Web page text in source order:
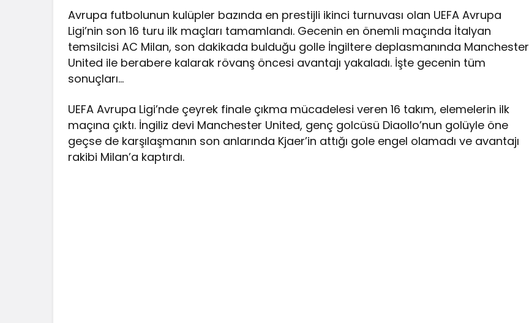
Avrupa futbolunun kulüpler bazında en prestijli ikinci turnuvası olan UEFA Avrupa
Ligi’nin son 16 turu ilk maçları tamamlandı. Gecenin en önemli maçında İtalyan
temsilcisi AC Milan, son dakikada bulduğu golle İngiltere deplasmanında Manchester
United ile berabere kalarak rövanş öncesi avantajı yakaladı. İşte gecenin tüm
sonuçları…
UEFA Avrupa Ligi’nde çeyrek finale çıkma mücadelesi veren 16 takım, elemelerin ilk
maçına çıktı. İngiliz devi Manchester United, genç golcüsü Diaollo’nun golüyle öne
geçse de karşılaşmanın son anlarında Kjaer’in attığı gole engel olamadı ve avantajı
rakibi Milan’a kaptırdı.